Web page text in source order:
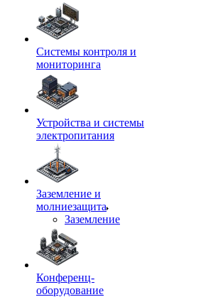
Системы контроля и
мониторинга
Устройства и системы
электропитания
Заземление и
молниезащита
Заземление
Конференц-
оборудование